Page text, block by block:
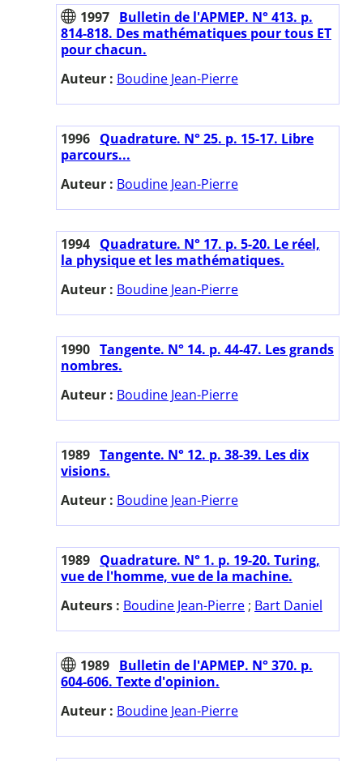
1997 Bulletin de l'APMEP. N° 413. p.
814-818. Des mathématiques pour tous ET
pour chacun.
Auteur : Boudine Jean-Pierre
1996 Quadrature. N° 25. p. 15-17. Libre
parcours...
Auteur : Boudine Jean-Pierre
1994 Quadrature. N° 17. p. 5-20. Le réel,
la physique et les mathématiques.
Auteur : Boudine Jean-Pierre
1990 Tangente. N° 14. p. 44-47. Les grands
nombres.
Auteur : Boudine Jean-Pierre
1989 Tangente. N° 12. p. 38-39. Les dix
visions.
Auteur : Boudine Jean-Pierre
1989 Quadrature. N° 1. p. 19-20. Turing,
vue de l'homme, vue de la machine.
Auteurs : Boudine Jean-Pierre ; Bart Daniel
1989 Bulletin de l'APMEP. N° 370. p.
604-606. Texte d'opinion.
Auteur : Boudine Jean-Pierre